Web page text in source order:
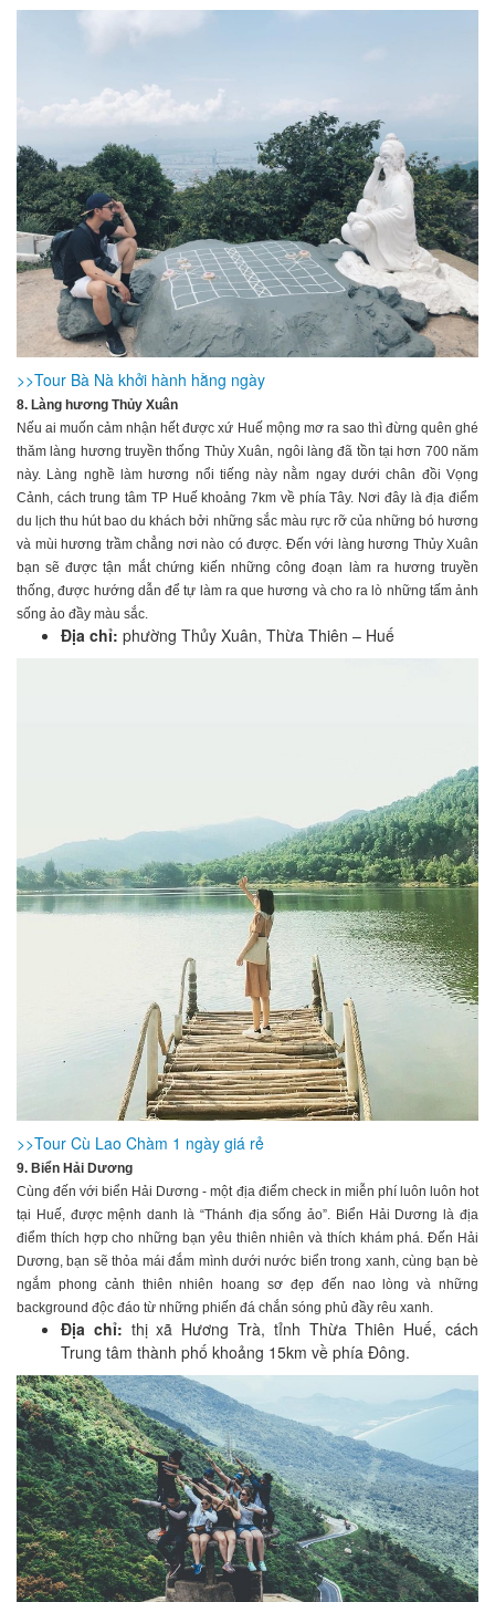
>>Tour Bà Nà khởi hành hằng ngày
8. Làng hương Thủy Xuân
Nếu ai muốn cảm nhận hết được xứ Huế mộng mơ ra sao thì đừng quên ghé
thăm làng hương truyền thống Thủy Xuân, ngôi làng đã tồn tại hơn 700 năm
này. Làng nghề làm hương nổi tiếng này nằm ngay dưới chân đồi Vọng
Cảnh, cách trung tâm TP Huế khoảng 7km về phía Tây. Nơi đây là địa điểm
du lịch thu hút bao du khách bởi những sắc màu rực rỡ của những bó hương
và mùi hương trầm chẳng nơi nào có được. Đến với làng hương Thủy Xuân
bạn sẽ được tận mắt chứng kiến những công đoạn làm ra hương truyền
thống, được hướng dẫn để tự làm ra que hương và cho ra lò những tấm ảnh
sống ảo đầy màu sắc.
Địa chỉ: phường Thủy Xuân, Thừa Thiên – Huế
>>Tour Cù Lao Chàm 1 ngày giá rẻ
9. Biển Hải Dương
Cùng đến với biển Hải Dương - một địa điểm check in miễn phí luôn luôn hot
tại Huế, được mệnh danh là “Thánh địa sống ảo”. Biển Hải Dương là địa
điểm thích hợp cho những bạn yêu thiên nhiên và thích khám phá. Đến Hải
Dương, bạn sẽ thỏa mái đắm mình dưới nước biển trong xanh, cùng bạn bè
ngắm phong cảnh thiên nhiên hoang sơ đẹp đến nao lòng và những
background độc đáo từ những phiến đá chắn sóng phủ đầy rêu xanh.
Địa chỉ: thị xã Hương Trà, tỉnh Thừa Thiên Huế, cách
Trung tâm thành phố khoảng 15km về phía Đông.